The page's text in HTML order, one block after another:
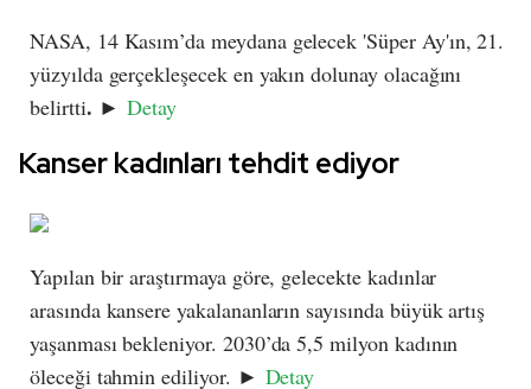
NASA, 14 Kasım’da meydana gelecek 'Süper Ay'ın, 21.
yüzyılda gerçekleşecek en yakın dolunay olacağını
belirtti. ►Detay
Kanser kadınları tehdit ediyor
Yapılan bir araştırmaya göre, gelecekte kadınlar
arasında kansere yakalananların sayısında büyük artış
yaşanması bekleniyor. 2030’da 5,5 milyon kadının
öleceği tahmin ediliyor. ► Detay